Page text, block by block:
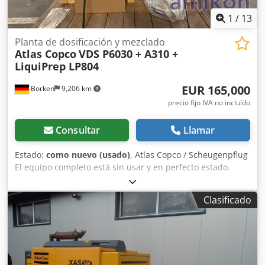
1 / 13
Borken 9,206 km
Planta de dosificación y mezclado
Atlas CopcoVDS P6030 + A310 +
LiquiPrep LP804
EUR 165,000
precio fijo IVA no incluído
Consultar Llamar
Estado: como nuevo (usado), Atlas Copco / Scheugenpflug
El equipo completo está sin usar y en perfecto estado.
Tipo: VDS P6030 Procesamiento automático de un proceso
completo, desde la carga hasta la descarga. Mezcla de dos
componentes (por ejemplo, resina y endurecedor)
directamente en el proceso. Aplicación precisa del
material en posiciones definidas sobre la pieza de trabajo.
Movimiento de las piezas mediante un sistema de 3 ejes
(X, Y, Z). Funcionamiento en modo automático,
Clasificado